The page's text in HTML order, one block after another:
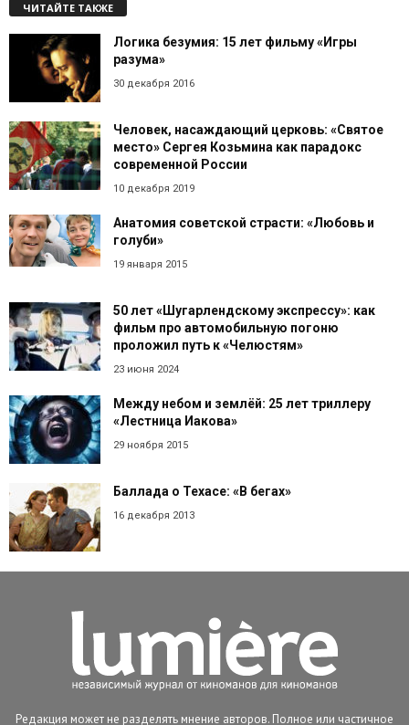
ЧИТАЙТЕ ТАКЖЕ
Логика безумия: 15 лет фильму «Игры
разума»
30 декабря 2016
Человек, насаждающий церковь: «Святое
место» Сергея Козьмина как парадокс
современной России
10 декабря 2019
Анатомия советской страсти: «Любовь и
голуби»
19 января 2015
50 лет «Шугарлендскому экспрессу»: как
фильм про автомобильную погоню
проложил путь к «Челюстям»
23 июня 2024
Между небом и землёй: 25 лет триллеру
«Лестница Иакова»
29 ноября 2015
Баллада о Техасе: «В бегах»
16 декабря 2013
Редакция может не разделять мнение авторов. Полное или частичное